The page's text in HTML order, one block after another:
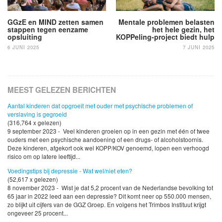
Mentale problemen belasten
het hele gezin, het
KOPPeling-project biedt hulp
7 JUNI 2025
GGzE en MIND zetten samen
stappen tegen eenzame
opsluiting
6 JUNI 2025
MEEST GELEZEN BERICHTEN
Aantal kinderen dat opgroeit met ouder met psychische problemen of
verslaving is gegroeid
(316,764 x gelezen)
9 september 2023 - Veel kinderen groeien op in een gezin met één of twee
ouders met een psychische aandoening of een drugs- of alcoholstoornis.
Deze kinderen, afgekort ook wel KOPP/KOV genoemd, lopen een verhoogd
risico om op latere leeftijd...
Voedingstips bij depressie - Wat wel/niet eten?
(52,617 x gelezen)
8 november 2023 - Wist je dat 5,2 procent van de Nederlandse bevolking tot
65 jaar in 2022 leed aan een depressie? Dit komt neer op 550.000 mensen,
zo blijkt uit cijfers van de GGZ Groep. En volgens het Trimbos Instituut krijgt
ongeveer 25 procent...